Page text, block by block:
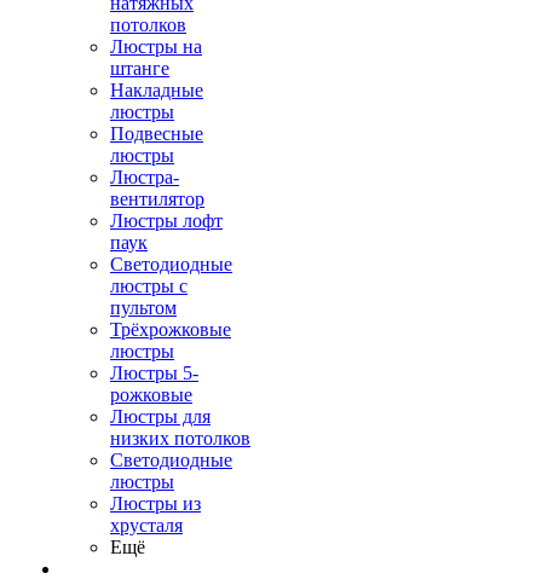
потолков
Люстры на
штанге
Накладные
люстры
Подвесные
люстры
Люстра-
вентилятор
Люстры лофт
паук
Светодиодные
люстры с
пультом
Трёхрожковые
люстры
Люстры 5-
рожковые
Люстры для
низких потолков
Cветодиодные
люстры
Люстры из
хрусталя
Ещё